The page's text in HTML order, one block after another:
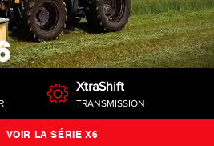
XtraShift
TRANSMISSION
VOIR LA SÉRIE X6